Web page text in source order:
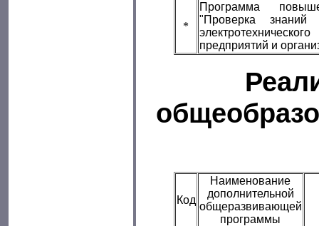
*
Программа
"Проверка знаний
предприятий и
Код
Наименование
дополнительной
общеразвивающей
программы